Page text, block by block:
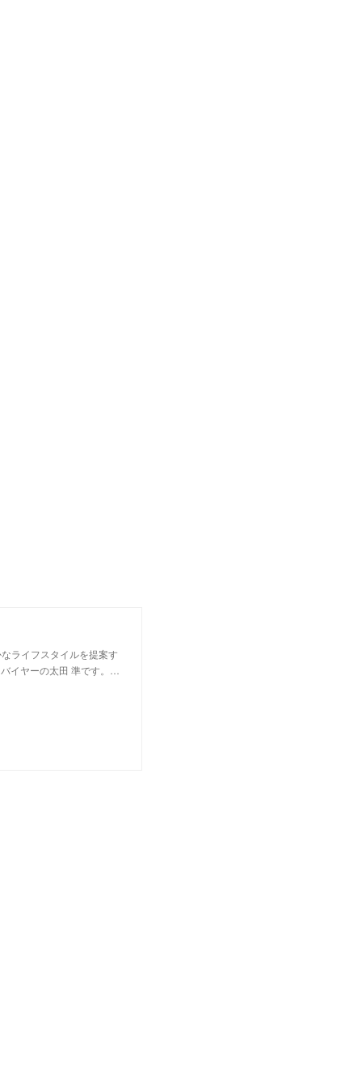
ライフスタイルを提案す
イヤーの太田 準です。…